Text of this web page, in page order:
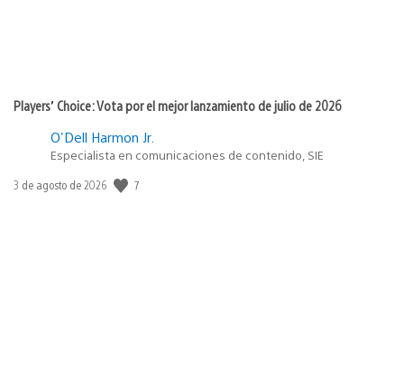
Players’ Choice: Vota por el mejor lanzamiento de julio de 2026
O'Dell Harmon Jr.
Especialista en comunicaciones de contenido, SIE
Fecha
3 de agosto de 2026 7